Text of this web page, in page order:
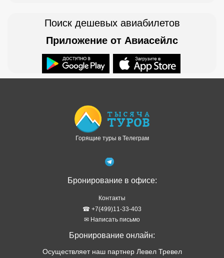
Поиск дешевых авиабилетов
Приложение от Авиасейлс
Горящие туры в Телеграм
Бронирование в офисе:
Контакты
☎ +7(499)11-33-403
✉ Написать письмо
Бронирование онлайн:
Осуществляет наш партнер Левел Тревел